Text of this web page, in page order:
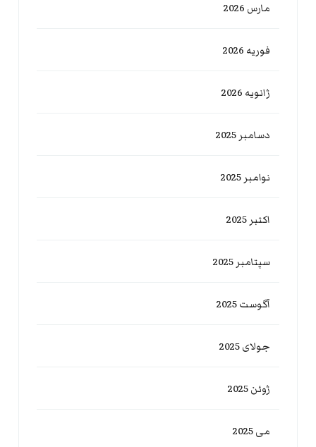
مارس 2026
فوریه 2026
ژانویه 2026
دسامبر 2025
نوامبر 2025
اکتبر 2025
سپتامبر 2025
آگوست 2025
جولای 2025
ژوئن 2025
می 2025